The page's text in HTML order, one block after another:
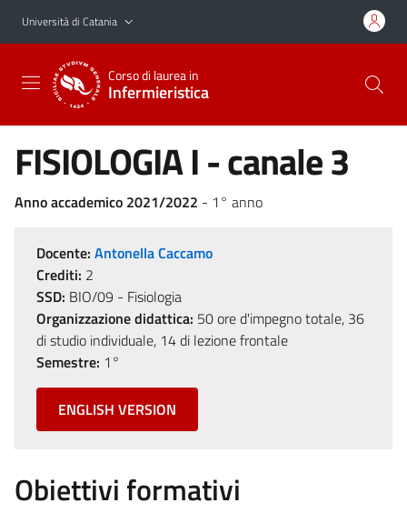
Vai al contenuto principale
Vai al menu di navigazione
Università di Catania
Corso di laurea in
Infermieristica
FISIOLOGIA I - canale 3
Anno accademico 2021/2022 - 1° anno
Docente: Antonella Caccamo
Crediti: 2
SSD: BIO/09 - Fisiologia
Organizzazione didattica: 50 ore d'impegno totale, 36
di studio individuale, 14 di lezione frontale
Semestre: 1°
ENGLISH VERSION
Obiettivi formativi